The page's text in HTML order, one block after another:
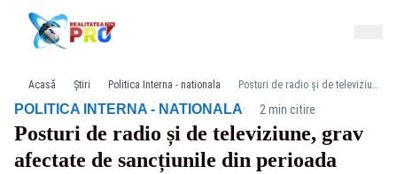
Acasă Știri Politica Interna - nationala Posturi de radio și de televiziune, grav afectate de sancțiunile din perioada pandemiei Covid-19. Clubul de presă: "Solicităm CNA să facă pasul înapoi!"
POLITICA INTERNA - NATIONALA· 2 min citire
Posturi de radio și de televiziune, grav
afectate de sancțiunile din perioada